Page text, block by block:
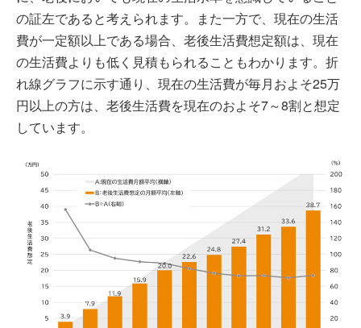
の証左であると考えられます。また一方で、現在の生活
費が一定額以上である場合、老後生活費想定額は、現在
の生活費よりも低く見積もられることもわかります。折
れ線グラフに示す通り、現在の生活費が毎月およそ25万
円以上の方は、老後生活費を現在のおよそ7～8割と想定
しています。